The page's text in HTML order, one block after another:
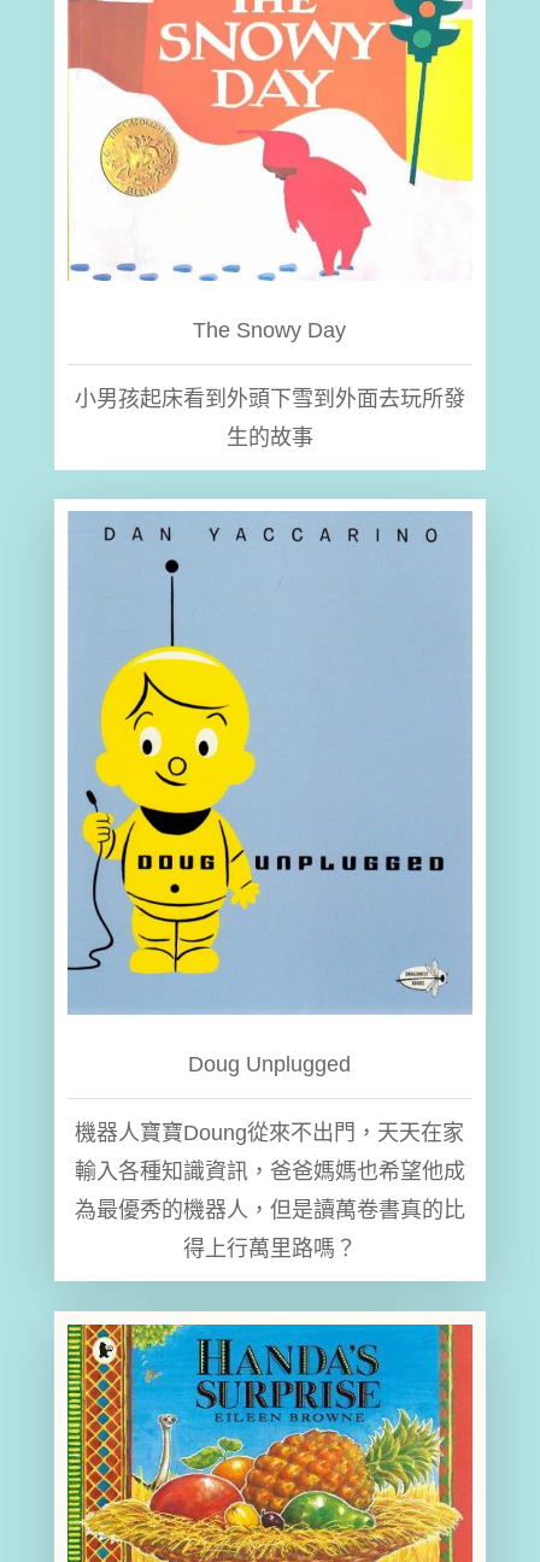
The Snowy Day
小男孩起床看到外頭下雪到外面去玩所發
生的故事
Doug Unplugged
機器人寶寶Doung從來不出門，天天在家
輸入各種知識資訊，爸爸媽媽也希望他成
為最優秀的機器人，但是讀萬卷書真的比
得上行萬里路嗎？